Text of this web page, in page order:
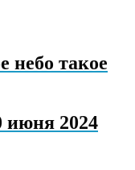
небо такое
июня 2024